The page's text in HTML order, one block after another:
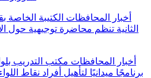
أخبار المحافظات الكتيبة الخاصة
الثانية تنظم محاضرة توجيهية حول
أخبار المحافظات مكتب التدريب
برنامجًا ميدانيًا لتأهيل أفراد نقاط